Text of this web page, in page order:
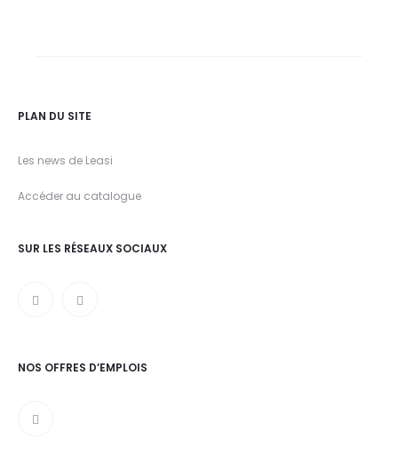
PLAN DU SITE
Les news de Leasi
Accéder au catalogue
SUR LES RÉSEAUX SOCIAUX
NOS OFFRES D’EMPLOIS